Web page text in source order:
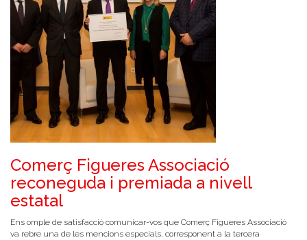
Comerç Figueres Associació
reconeguda i premiada a nivell
estatal
Ens omple de satisfacció comunicar-vos que Comerç Figueres Associació
va rebre una de les mencions especials, corresponent a la tercera